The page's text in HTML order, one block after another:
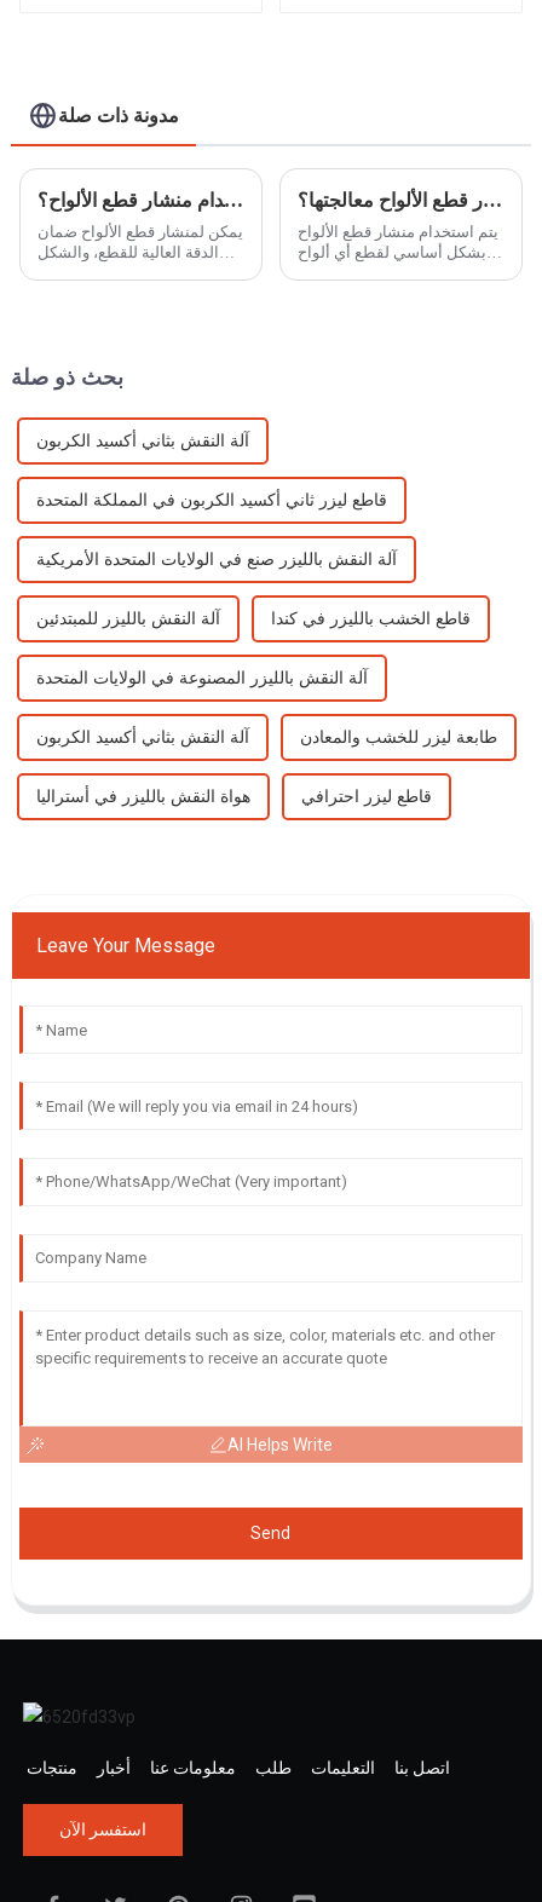
مدونة ذات صلة
كيف يمكننا استخدام منشار قطع الألواح؟
يمكن لمنشار قطع الألواح ضمان
الدقة العالية للقطع، والشكل
ما هي المواد التي يمكن لمنشار قطع الألواح معالجتها؟
يتم استخدام منشار قطع الألواح
بشكل أساسي لقطع أي ألواح
بحث ذو صلة
آلة النقش بثاني أكسيد الكربون
قاطع ليزر ثاني أكسيد الكربون في المملكة المتحدة
آلة النقش بالليزر صنع في الولايات المتحدة الأمريكية
آلة النقش بالليزر للمبتدئين قاطع الخشب بالليزر في كندا
آلة النقش بالليزر المصنوعة في الولايات المتحدة
آلة النقش بثاني أكسيد الكربون طابعة ليزر للخشب والمعادن
هواة النقش بالليزر في أستراليا قاطع ليزر احترافي
Leave Your Message
AI Helps Write
Send
منتجات أخبار معلومات عنا طلب التعليمات اتصل بنا
استفسر الآن